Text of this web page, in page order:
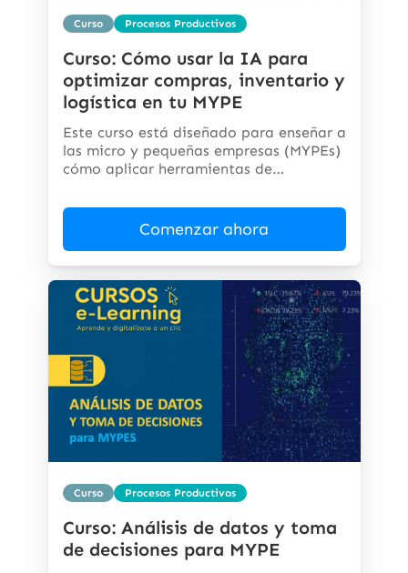
Curso Procesos Productivos
Curso: Cómo usar la IA para
optimizar compras, inventario y
logística en tu MYPE
Este curso está diseñado para enseñar a
las micro y pequeñas empresas (MYPEs)
cómo aplicar herramientas de
Comenzar ahora
Curso Procesos Productivos
Curso: Análisis de datos y toma
de decisiones para MYPE